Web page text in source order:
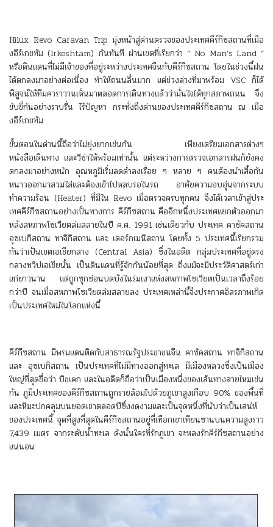
Hilux Revo Caravan Trip มุ่งหน้าสู่ด่านตรวจของประเทศคีร์กีซสถานที่เมือ
งอีร์เกชทัม (Irkeshtam) กันทันที ผ่านเขตที่เรียกว่า ” No Man’s Land ”
หรือดินแดนที่ไม่มีเจ้าของที่อยู่ระหว่างประเทศจีนกับคีร์กีซสถาน โดยในช่วงนี้ฝน
ได้ตกลงมาอย่างต่อเนื่อง ทำให้ถนนลื่นมาก แต่ช่วงล่างที่มาพร้อม VSC ก็ได้
พิสูจน์ให้ทีมคาราวานเห็นมาตลอดการเดินทางแล้วว่ามั่นใจได้ทุกสภาพถนน จึง
ขับขี่กันอย่างราบรื่น ไร้ปัญหา กระทั่งถึงด่านของประเทศคีร์กีซสถาน ณ เมือ
งอีร์เกชทัม
ขั้นตอนในด่านนี้ถือว่าไม่ยุ่งยากเช่นกัน เพียงเตรียมเอกสารต่างๆ
หนังสือเดินทาง และวีซ่าให้พร้อมเท่านั้น แต่ระหว่างการตรวจเอกสารฝนก็ยังคง
ตกลงมาอย่างหนัก อุณหภูมิเริ่มลดต่ำลงเรื่อย ๆ หลาย ๆ คนต้องนำเสื้อกัน
หนาวออกมาสวมใส่และต้องเข้าไปหลบรอในรถ อาศัยความอบอุ่นจากระบบ
ทำความร้อน (Heater) ที่มีใน Revo เมื่อตรวจครบทุกคน จึงได้เวลาเข้าสู่ประ
เทศคีร์กีซสถานอย่างเป็นทางการ คีร์กีซสถาน คืออีกหนึ่งประเทศแยกตัวออกมา
หลังสหภาพโซเวียตล่มสลายในปี ค.ศ. 1991 เช่นเดียวกับ ประเทศ คาซัคสถาน
อุซเบกิสถาน ทาจิกิสถาน และ เตอร์กเมนิสถาน โดยทั้ง 5 ประเทศนี้เรียกรวม
กันว่าเป็นเขตเอเชียกลาง (Central Asia) ซึ่งในอดีต กลุ่มประเทศที่อยู่ตรง
กลางทวีปเอเชียนั้น เป็นดินแดนที่รู้จักกันน้อยที่สุด ถึงแม้จะมีประวัติศาสตร์เก่า
แก่ยาวนาน แต่ถูกซุกซ่อนบดบังในร่มเงาแห่งสหภาพโซเวียตเป็นเวลาถึงร้อย
กว่าปี จนเมื่อสหภาพโซเวียตล่มสลายลง ประเทศเหล่านี้จึงประกาศอิสรภาพเกิด
เป็นประเทศใหม่ในโลกแห่งนี้
คีร์กีซสถาน มีพรมแดนติดกับสาธารณรัฐประชาชนจีน คาซัคสถาน ทาจิกิสถาน
และ อุซเบกิสถาน เป็นประเทศที่ไม่มีทางออกสู่ทะเล มีเมืองหลวงซึ่งเป็นเมือง
ใหญ่ที่สุดชื่อว่า บิชเคก และในอดีตก็ถือว่าเป็นเมืองหนึ่งของเส้นทางสายไหมเช่น
กัน ภูมิประเทศของคีร์กีซสถานถูกรายล้อมไปด้วยภูเขาสูงเกือบ 90% ของพื้นที่
และหิมะปกคลุมบนยอดเขาตลอดปีซึ่งงดงามและเป็นจุดหนึ่งที่นับว่าเป็นเสน่ห์
ของประเทศนี้ จุดที่สูงที่สุดในคีร์กีซสถานอยู่ที่เทือกเขาเทียนซานบนความสูงราว
7,439 เมตร จากระดับน้ำทะเล ดังนั้นใครที่รักภูเขา จะหลงรักคีร์กีซสถานอย่าง
แน่นอน